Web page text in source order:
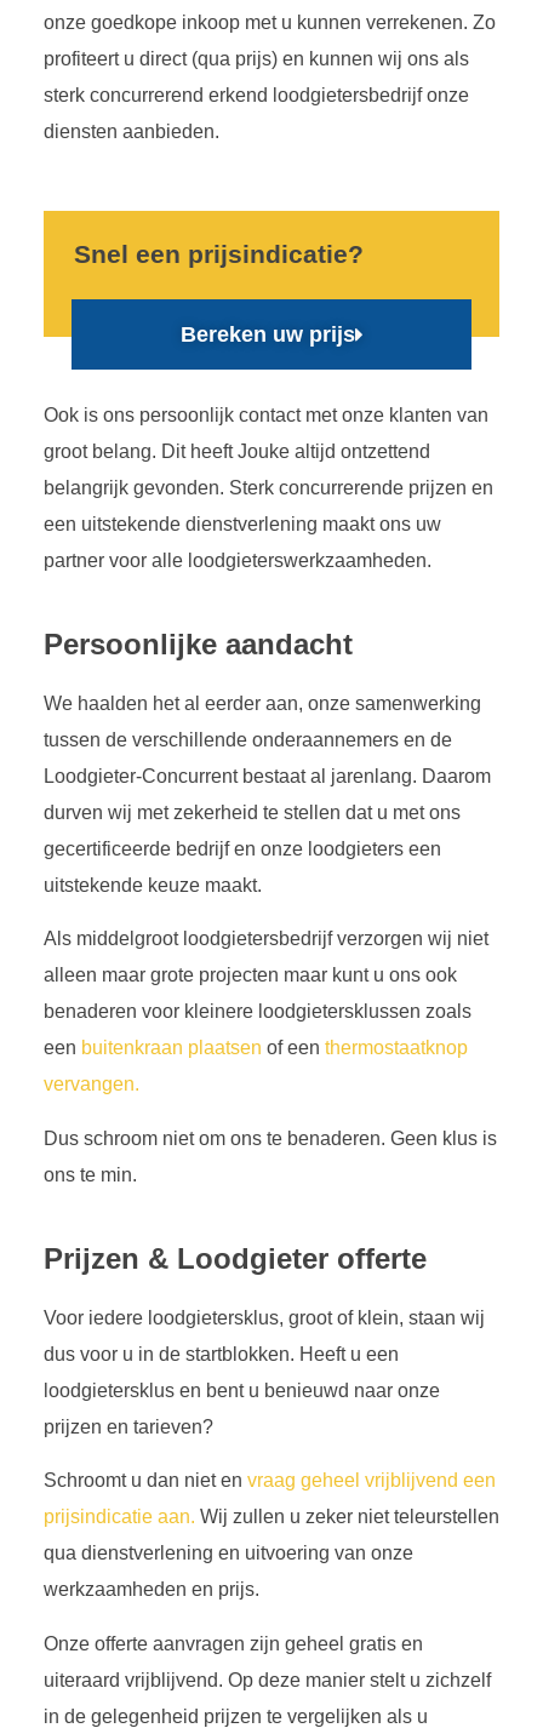
onze goedkope inkoop met u kunnen verrekenen. Zo
profiteert u direct (qua prijs) en kunnen wij ons als
sterk concurrerend erkend loodgietersbedrijf onze
diensten aanbieden.
Snel een prijsindicatie?
Bereken uw prijs
Ook is ons persoonlijk contact met onze klanten van
groot belang. Dit heeft Jouke altijd ontzettend
belangrijk gevonden. Sterk concurrerende prijzen en
een uitstekende dienstverlening maakt ons uw
partner voor alle loodgieterswerkzaamheden.
Persoonlijke aandacht
We haalden het al eerder aan, onze samenwerking
tussen de verschillende onderaannemers en de
Loodgieter-Concurrent bestaat al jarenlang. Daarom
durven wij met zekerheid te stellen dat u met ons
gecertificeerde bedrijf en onze loodgieters een
uitstekende keuze maakt.
Als middelgroot loodgietersbedrijf verzorgen wij niet
alleen maar grote projecten maar kunt u ons ook
benaderen voor kleinere loodgietersklussen zoals
een buitenkraan plaatsen of een thermostaatknop
vervangen.
Dus schroom niet om ons te benaderen. Geen klus is
ons te min.
Prijzen & Loodgieter offerte
Voor iedere loodgietersklus, groot of klein, staan wij
dus voor u in de startblokken. Heeft u een
loodgietersklus en bent u benieuwd naar onze
prijzen en tarieven?
Schroomt u dan niet en vraag geheel vrijblijvend een
prijsindicatie aan. Wij zullen u zeker niet teleurstellen
qua dienstverlening en uitvoering van onze
werkzaamheden en prijs.
Onze offerte aanvragen zijn geheel gratis en
uiteraard vrijblijvend. Op deze manier stelt u zichzelf
in de gelegenheid prijzen te vergelijken als u